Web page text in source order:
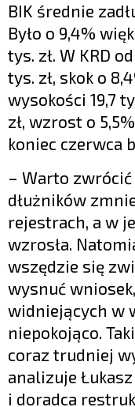
BIK średnie
Było o 9,4%
tys. zł. W KRD
tys. zł, skok o
wysokości 19,7
zł, wzrost o
koniec czerwca
– Warto
dłużników
rejestrach, a w
wzrosła.
wszędzie się
wysnuć
widniejących w
niepokojąco.
coraz trudniej
analizuje
i doradca